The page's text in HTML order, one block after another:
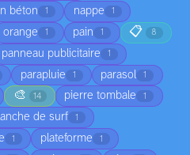
béton 1 nappe 1
orange 1 pain 1 📋 8
panneau publicitaire 1
parapluie 1 parasol 1
🎨 14 pierre tombale 1
de surf 1
1 plateforme 1